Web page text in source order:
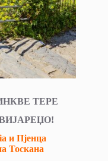
ТЕРЕ
и Пјенца
Тоскана